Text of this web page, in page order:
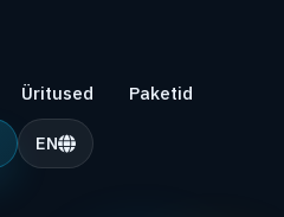
Üritused Paketid
EN